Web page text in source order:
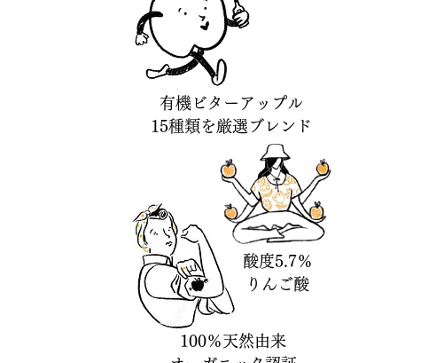
有機ビターアップル
​15種類を厳選ブレンド
酸度5.7％
​りんご酸
100％天然由来